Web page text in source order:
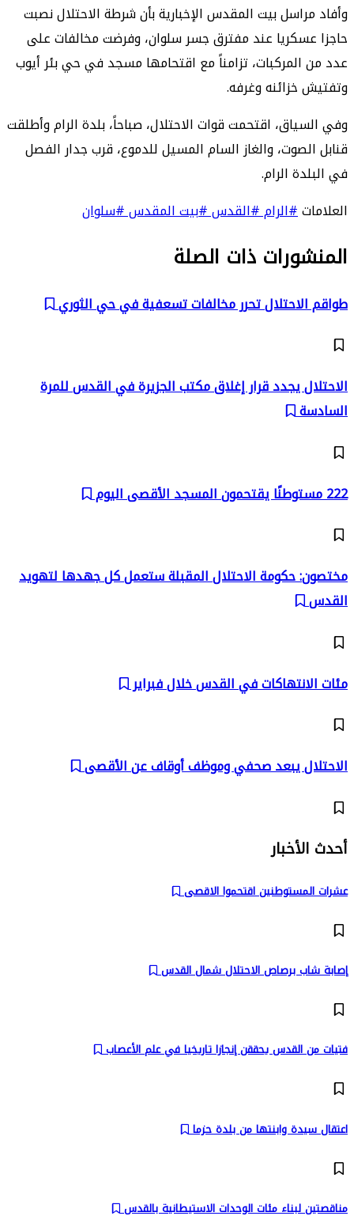
وأفاد مراسل بيت المقدس الإخبارية بأن شرطة الاحتلال نصبت
حاجزا عسكريا عند مفترق جسر سلوان، وفرضت مخالفات على
عدد من المركبات، تزامناً مع اقتحامها مسجد في حي بئر أيوب
وتفتيش خزائنه وغرفه.
وفي السياق، اقتحمت قوات الاحتلال، صباحاً، بلدة الرام وأطلقت
قنابل الصوت، والغاز السام المسيل للدموع، قرب جدار الفصل
في البلدة الرام.
العلامات#الرام#القدس#بيت المقدس#سلوان
المنشورات ذات الصلة
طواقم الاحتلال تحرر مخالفات تسعفية في حي الثوري
الاحتلال يجدد قرار إغلاق مكتب الجزيرة في القدس للمرة
السادسة
222 مستوطنًا يقتحمون المسجد الأقصى اليوم
مختصون: حكومة الاحتلال المقبلة ستعمل كل جهدها لتهويد
القدس
مئات الانتهاكات في القدس خلال فبراير
الاحتلال يبعد صحفي وموظف أوقاف عن الأقصى
أحدث الأخبار
عشرات المستوطنين اقتحموا الاقصى
إصابة شاب برصاص الاحتلال شمال القدس
فتيات من القدس يحققن إنجازا تاريخيا في علم الأعصاب
اعتقال سيدة وابنتها من بلدة حزما
مناقصتين لبناء مئات الوحدات الاستيطانية بالقدس